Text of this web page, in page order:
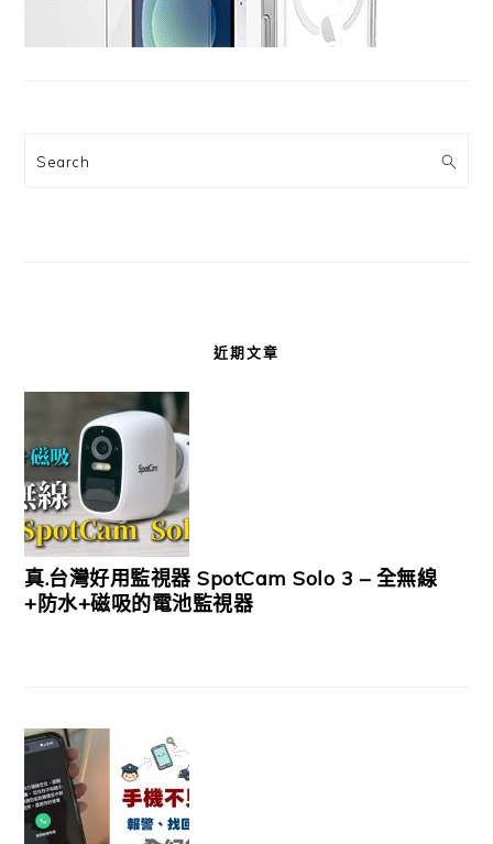
Search
近期文章
真.台灣好用監視器 SpotCam Solo 3 – 全無線
+防水+磁吸的電池監視器